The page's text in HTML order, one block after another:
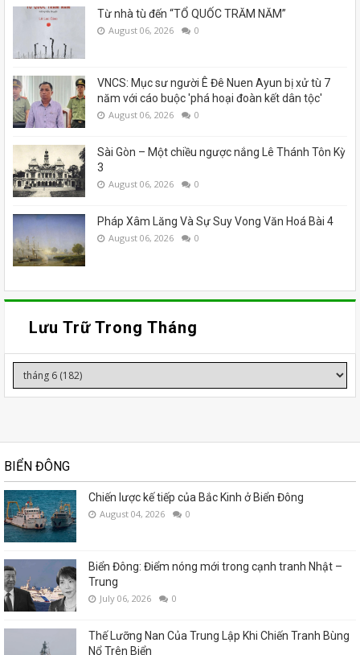
Từ nhà tù đến “TỔ QUỐC TRĂM NĂM”
August 06, 2026 0
VNCS: Mục sư người Ê Đê Nuen Ayun bị xử tù 7
năm với cáo buộc 'phá hoại đoàn kết dân tộc'
August 06, 2026 0
Sài Gòn – Một chiều ngược nắng Lê Thánh Tôn Kỳ
3
August 06, 2026 0
Pháp Xâm Lăng Và Sự Suy Vong Văn Hoá Bài 4
August 06, 2026 0
Lưu Trữ Trong Tháng
BIỂN ĐÔNG
Chiến lược kế tiếp của Bắc Kinh ở Biển Đông
August 04, 2026 0
Biển Đông: Điểm nóng mới trong cạnh tranh Nhật –
Trung
July 06, 2026 0
Thế Lưỡng Nan Của Trung Lập Khi Chiến Tranh Bùng
Nổ Trên Biển